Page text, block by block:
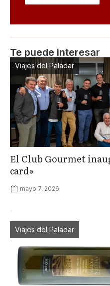
Te puede interesar
Viajes del Paladar
El Club Gourmet
card»
mayo 7, 2026
Viajes del Paladar